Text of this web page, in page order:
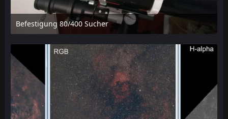
Befestigung 80/400 Sucher
5. Januar 2019 um 10:14